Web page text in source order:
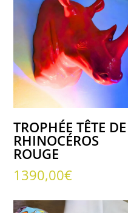
TROPHÉE TÊTE DE
RHINOCÉROS
ROUGE
1390,00€